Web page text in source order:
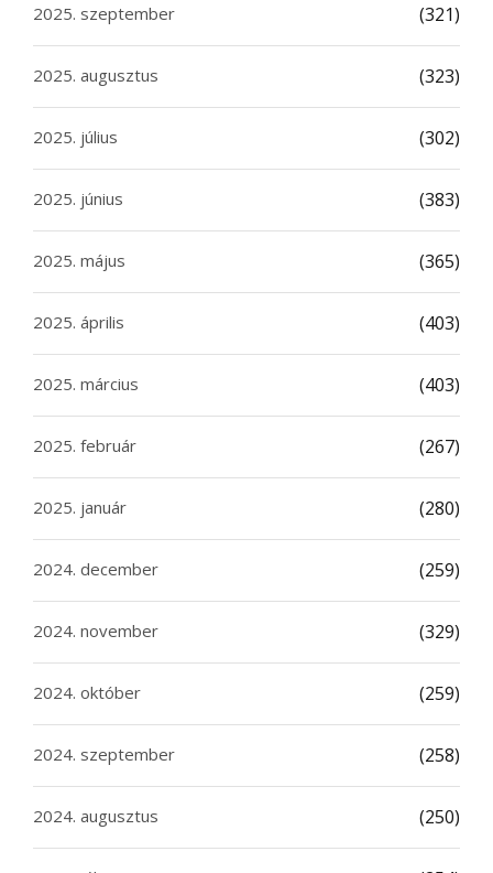
2025. szeptember (321)
2025. augusztus (323)
2025. július (302)
2025. június (383)
2025. május (365)
2025. április (403)
2025. március (403)
2025. február (267)
2025. január (280)
2024. december (259)
2024. november (329)
2024. október (259)
2024. szeptember (258)
2024. augusztus (250)